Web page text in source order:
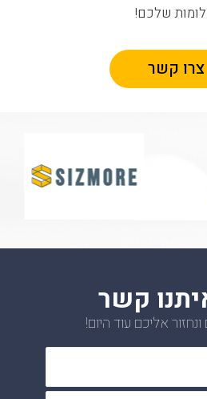
שלכם!
צרו קשר
קשר
אליכם עוד היום!